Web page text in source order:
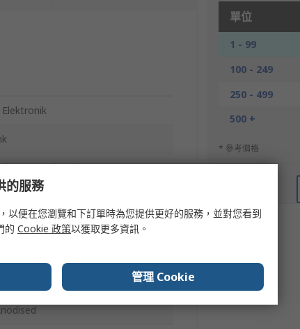
單位
1 - 99
100 - 249
250 - 499
500 +
* 參考價格
Elektronik
Rectangular Alu
的服務
以便在您瀏覽和下訂單時為您提供更好的服務，並對您看到
的 Cookie 政策以獲取更多資訊。
管理 Cookie